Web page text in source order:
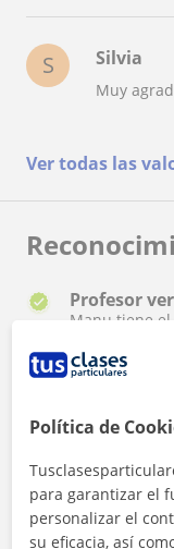
S Silvia
Muy
Ver todas las
Profesor
Manu tiene
Política de
para garantizar el
personalizar el
su eficacia, así